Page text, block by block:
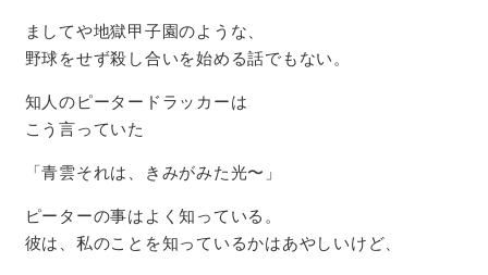
ましてや地獄甲子園のような、
野球をせず殺し合いを始める話でもない。
知人のピータードラッカーは
こう言っていた
「青雲それは、きみがみた光〜」
ピーターの事はよく知っている。
彼は、私のことを知っているかはあやしいけど、